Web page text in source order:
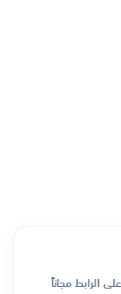
الرابط مجاناً